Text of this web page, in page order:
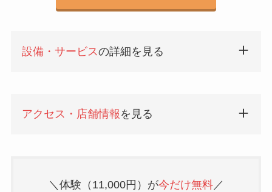
設備・サービスの詳細を見る
アクセス・店舗情報 を見る
＼体験（11,000円）が今だけ無料／